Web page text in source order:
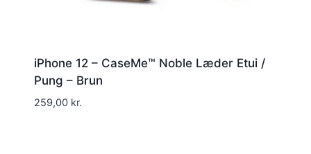
iPhone 12 – CaseMe™ Noble Læder Etui /
Pung – Brun
259,00 kr.